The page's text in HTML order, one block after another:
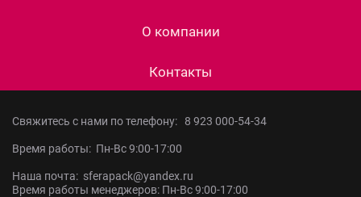
О компании
Контакты
Свяжитесь с нами по телефону: 8 923 000-54-34
Время работы: Пн-Вс 9:00-17:00
Наша почта: sferapack@yandex.ru
Время работы менеджеров: Пн-Вс 9:00-17:00